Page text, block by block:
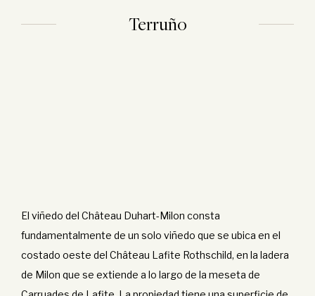
Terruño
El viñedo del Château Duhart-Milon consta
fundamentalmente de un solo viñedo que se ubica en el
costado oeste del Château Lafite Rothschild, en la ladera
de Milon que se extiende a lo largo de la meseta de